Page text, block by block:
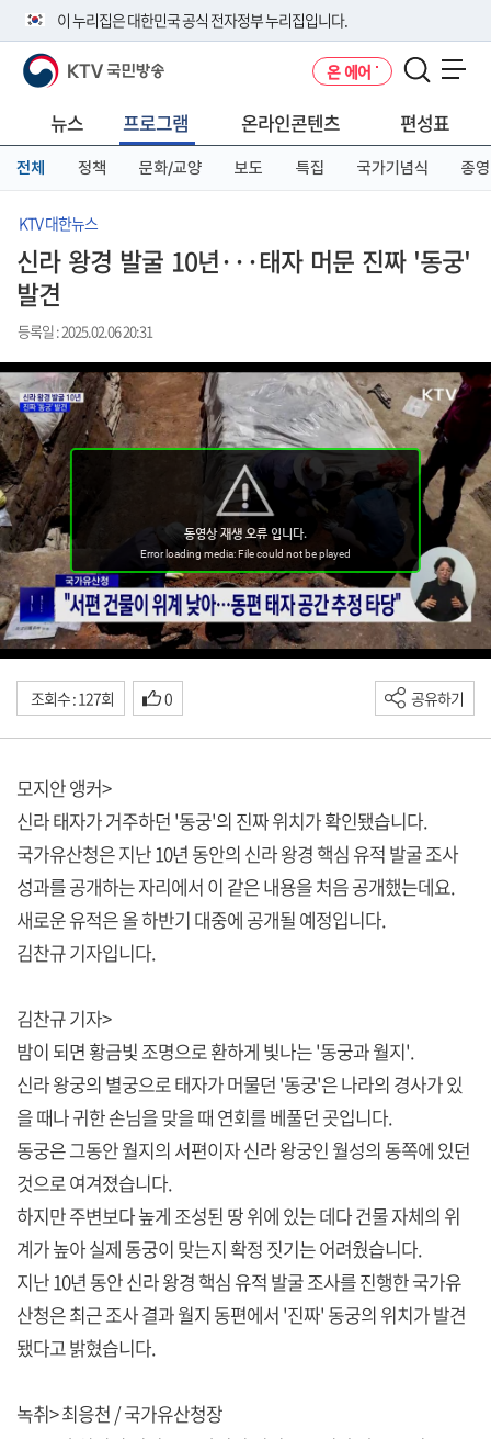
이 누리집은 대한민국 공식 전자정부 누리집입니다.
공식 누리집 주소 확인하기
니다.
이밖에 or.kr 또는 .kr등 다른 도메인 주소를 사용하고 있다면 아래 URL에
서 도메인 주소를 확인해 보세요
KTV 국민방송 온 에어
뉴스 프로그램 온라인콘텐츠 편성표
전체 정책 문화/교양 보도 특집 국가기념식 종영
KTV 대한뉴스
신라 왕경 발굴 10년···태자 머문 진짜 '동궁'
발견
등록일 : 2025.02.06 20:31
조회수 : 127회 0 공유하기
모지안 앵커>
신라 태자가 거주하던 '동궁'의 진짜 위치가 확인됐습니다.
국가유산청은 지난 10년 동안의 신라 왕경 핵심 유적 발굴 조사
성과를 공개하는 자리에서 이 같은 내용을 처음 공개했는데요.
새로운 유적은 올 하반기 대중에 공개될 예정입니다.
김찬규 기자입니다.
김찬규 기자>
밤이 되면 황금빛 조명으로 환하게 빛나는 '동궁과 월지'.
신라 왕궁의 별궁으로 태자가 머물던 '동궁'은 나라의 경사가 있
을 때나 귀한 손님을 맞을 때 연회를 베풀던 곳입니다.
동궁은 그동안 월지의 서편이자 신라 왕궁인 월성의 동쪽에 있던
것으로 여겨졌습니다.
하지만 주변보다 높게 조성된 땅 위에 있는 데다 건물 자체의 위
계가 높아 실제 동궁이 맞는지 확정 짓기는 어려웠습니다.
지난 10년 동안 신라 왕경 핵심 유적 발굴 조사를 진행한 국가유
산청은 최근 조사 결과 월지 동편에서 '진짜' 동궁의 위치가 발견
됐다고 밝혔습니다.
녹취> 최응천 / 국가유산청장